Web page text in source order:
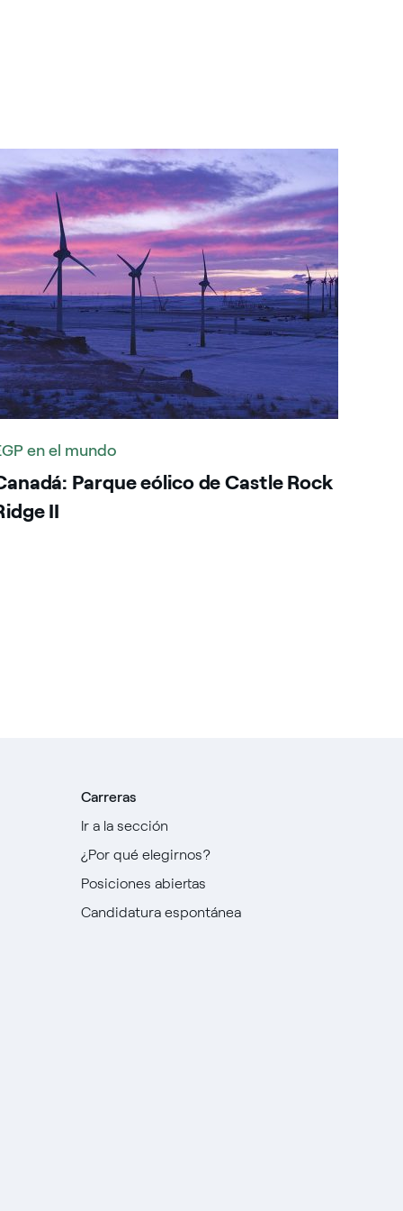
Canadá: Parque eólico de Castle Rock Ridge II
en el mundo
Parque eólico de Castle Rock
II
Carreras
Ir a la sección
¿Por qué elegirnos?
Posiciones abiertas
Candidatura espontánea